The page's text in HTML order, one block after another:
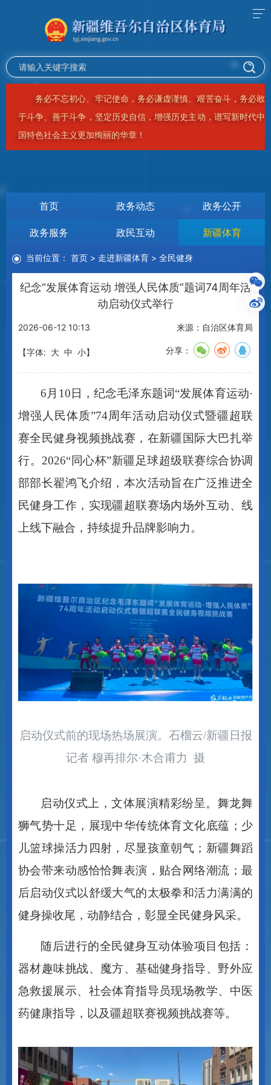
务必不忘初心、牢记使命，务必谦虚谨慎、艰苦奋斗，务必敢
于斗争、善于斗争，坚定历史自信，增强历史主动，谱写新时代中
国特色社会主义更加绚丽的华章！
首页 政务动态 政务公开
政务服务 政民互动 新疆体育
当前位置： 首页 > 走进新疆体育 > 全民健身
纪念“发展体育运动 增强人民体质”题词74周年活
动启动仪式举行
2026-06-12 10:13 来源：自治区体育局
【字体: 大 中 小】 分享：
6 月 10 日，纪念毛泽东题词“发展体育运动·
增强人民体质”74周年活动启动仪式暨疆超联
赛全民健身视频挑战赛，在新疆国际大巴扎举
行。 2026“同心杯”新疆足球超级联赛综合协调
部部长翟鸿飞介绍，本次活动旨在广泛推进全
民健身工作，实现疆超联赛场内场外互动、线
上线下融合，持续提升品牌影响力。
启动仪式前的现场热场展演。石榴云/新疆日报
记者 穆再排尔·木合甫力 摄
启动仪式上，文体展演精彩纷呈。舞龙舞
狮气势十足，展现中华传统体育文化底蕴；少
儿篮球操活力四射，尽显孩童朝气；新疆舞蹈
协会带来动感恰恰舞表演，贴合网络潮流；最
后启动仪式以舒缓大气的太极拳和活力满满的
健身操收尾，动静结合，彰显全民健身风采。
随后进行的全民健身互动体验项目包括：
器材趣味挑战、魔方、基础健身指导、野外应
急救援展示、社会体育指导员现场教学、中医
药健康指导，以及疆超联赛视频挑战赛等。